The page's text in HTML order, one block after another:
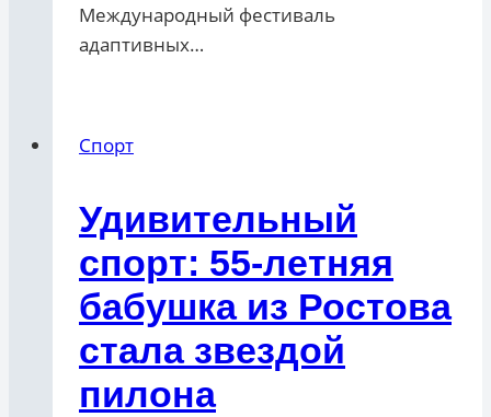
Международный фестиваль
адаптивных…
Спорт
Удивительный
спорт: 55-летняя
бабушка из Ростова
стала звездой
пилона